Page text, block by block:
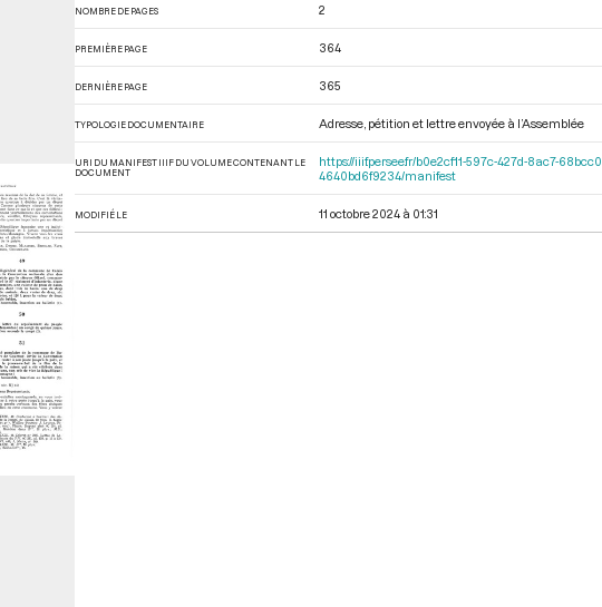
NOMBRE DE PAGES 2
PREMIÈRE PAGE 364
DERNIÈRE PAGE 365
TYPOLOGIE DOCUMENTAIRE Adresse, pétition et lettre envoyée à l’Assemblée
URI DU MANIFEST IIIF DU VOLUME CONTENANT LE
DOCUMENT
https://iiif.persee.fr/b0e2cf11-597c-427d-8ac7-
4640bd6f9234/manifest
MODIFIÉ LE 11 octobre 2024 à 01:31